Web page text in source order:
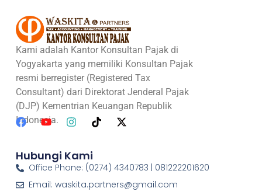
Kami adalah Kantor Konsultan Pajak di
Yogyakarta yang memiliki Konsultan Pajak
resmi berregister (Registered Tax
Consultant) dari Direktorat Jenderal Pajak
(DJP) Kementrian Keuangan Republik
Indonesia.
Hubungi Kami
Office Phone: (0274) 4340783 | 081222201620
Email: waskita.partners@gmail.com